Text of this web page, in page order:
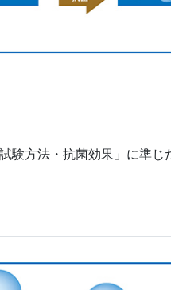
験方法・抗菌効果」に準じ